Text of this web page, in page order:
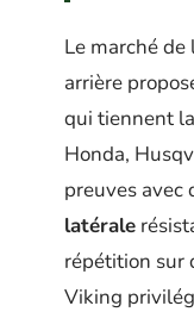
Le marché
arrière
qui tiennent
Honda,
preuves avec
latérale
répétition sur
Viking